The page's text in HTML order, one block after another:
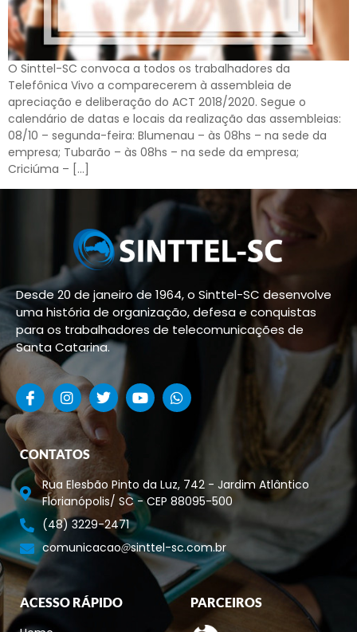
O Sinttel-SC convoca a todos os trabalhadores da
Telefônica Vivo a comparecerem à assembleia de
apreciação e deliberação do ACT 2018/2020. Segue o
calendário de datas e locais da realização das assembleias:
08/10 – segunda-feira: Blumenau – às 08hs – na sede da
empresa; Tubarão – às 08hs – na sede da empresa;
Criciúma – […]
Desde 20 de janeiro de 1964, o Sinttel-SC desenvolve
uma história de organização, defesa e conquistas
para os trabalhadores de telecomunicações de
Santa Catarina.
CONTATOS
Rua Elesbão Pinto da Luz, 742 - Jardim Atlântico
Florianópolis/ SC - CEP 88095-500
(48) 3229-2471
comunicacao
sinttel-sc.com.br
ACESSO RÁPIDO PARCEIROS